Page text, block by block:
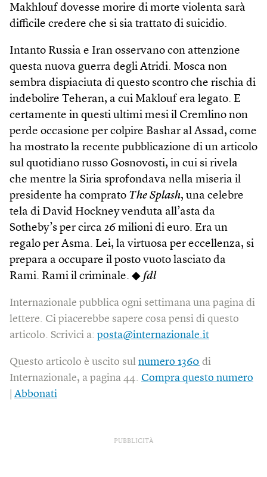
Makhlouf dovesse morire di morte violenta sarà
difficile credere che si sia trattato di suicidio.
Intanto Russia e Iran osservano con attenzione
questa nuova guerra degli Atridi. Mosca non
sembra dispiaciuta di questo scontro che rischia di
indebolire Teheran, a cui Maklouf era legato. E
certamente in questi ultimi mesi il Cremlino non
perde occasione per colpire Bashar al Assad, come
ha mostrato la recente pubblicazione di un articolo
sul quotidiano russo Gosnovosti, in cui si rivela
che mentre la Siria sprofondava nella miseria il
presidente ha comprato The Splash, una celebre
tela di David Hockney venduta all’asta da
Sotheby’s per circa 26 milioni di euro. Era un
regalo per Asma. Lei, la virtuosa per eccellenza, si
prepara a occupare il posto vuoto lasciato da
Rami. Rami il criminale. ◆ fdl
Internazionale pubblica ogni settimana una pagina di
lettere. Ci piacerebbe sapere cosa pensi di questo
articolo. Scrivici a: posta@internazionale.it
Questo articolo è uscito sul numero 1360 di
Internazionale, a pagina 44. Compra questo numero
Abbonati
PUBBLICITÀ